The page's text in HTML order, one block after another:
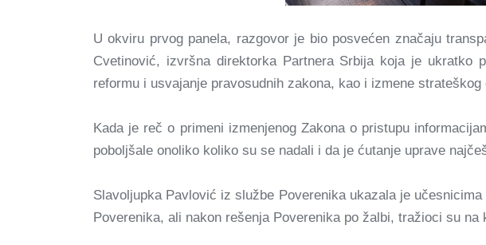
U okviru prvog panela, razgovor je bio posvećen značaju
Cvetinović, izvršna direktorka Partnera Srbija koja je ukratko
reformu i usvajanje pravosudnih zakona, kao i izmene
Kada je reč o primeni izmenjenog Zakona o pristupu
poboljšale onoliko koliko su se nadali i da je ćutanje uprave
Slavoljupka Pavlović iz službe Poverenika ukazala je
Poverenika, ali nakon rešenja Poverenika po žalbi, tražioci su